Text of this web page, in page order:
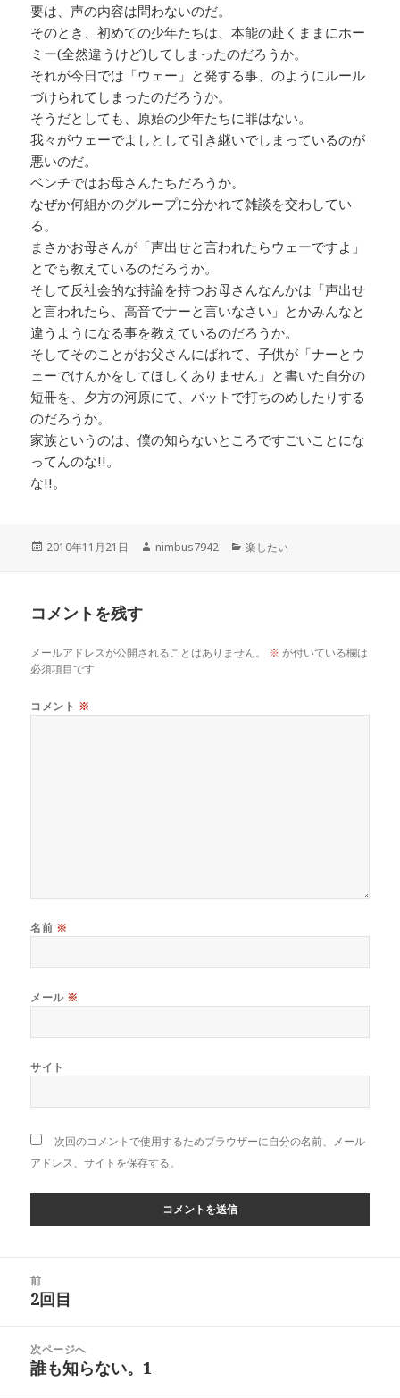
要は、声の内容は問わないのだ。
そのとき、初めての少年たちは、本能の赴くままにホー
ミー(全然違うけど)してしまったのだろうか。
それが今日では「ウェー」と発する事、のようにルール
づけられてしまったのだろうか。
そうだとしても、原始の少年たちに罪はない。
我々がウェーでよしとして引き継いでしまっているのが
悪いのだ。
ベンチではお母さんたちだろうか。
なぜか何組かのグループに分かれて雑談を交わしてい
る。
まさかお母さんが「声出せと言われたらウェーですよ」
とでも教えているのだろうか。
そして反社会的な持論を持つお母さんなんかは「声出せ
と言われたら、高音でナーと言いなさい」とかみんなと
違うようになる事を教えているのだろうか。
そしてそのことがお父さんにばれて、子供が「ナーとウ
ェーでけんかをしてほしくありません」と書いた自分の
短冊を、夕方の河原にて、バットで打ちのめしたりする
のだろうか。
家族というのは、僕の知らないところですごいことにな
ってんのな!!。
な!!。
投
2010年11月21日
作
nimbus7942
カ
楽したい
コメントを残す
メールアドレスが公開されることはありません。 ※ が付いている欄は
必須項目です
コメント ※
名前 ※
メール ※
サイト
次回のコメントで使用するためブラウザーに自分の名前、メール
アドレス、サイトを保存する。
前
前
投
稿:
2回目
次ページへ
次
誰も知らない。1